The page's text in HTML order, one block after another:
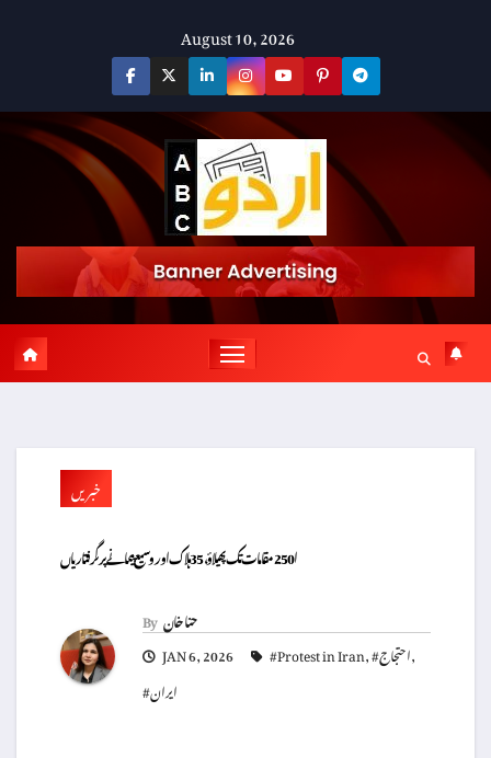
August 10, 2026
خبریں
ا 250 مقامات تک پھیلاؤ، 35 ہلاک اور وسیع پیمانے پر گرفتاریاں
Byحنا خان
JAN 6, 2026
#Protest in Iran, #احتجاج,
#ایران